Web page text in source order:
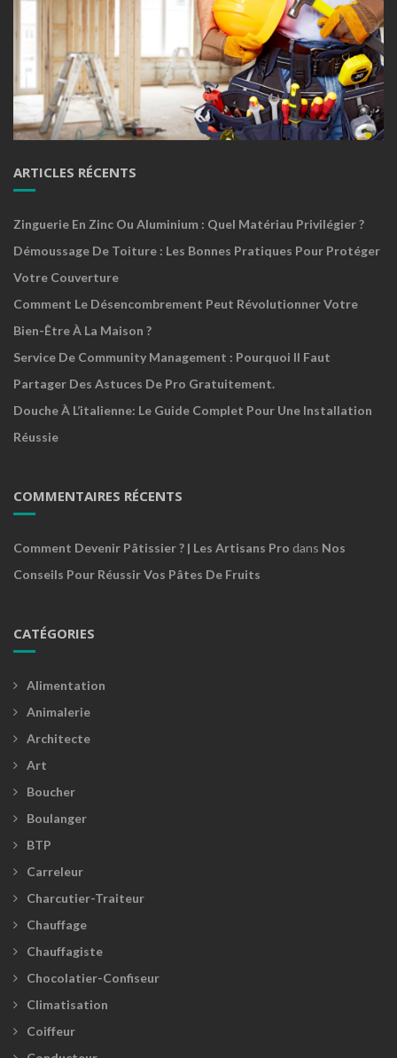
ARTICLES RÉCENTS
Zinguerie En Zinc Ou Aluminium : Quel Matériau Privilégier ?
Démoussage De Toiture : Les Bonnes Pratiques Pour Protéger
Votre Couverture
Comment Le Désencombrement Peut Révolutionner Votre
Bien-Être À La Maison ?
Service De Community Management : Pourquoi Il Faut
Partager Des Astuces De Pro Gratuitement.
Douche À L’italienne: Le Guide Complet Pour Une Installation
Réussie
COMMENTAIRES RÉCENTS
Comment Devenir Pâtissier ? | Les Artisans Pro dans Nos
Conseils Pour Réussir Vos Pâtes De Fruits
CATÉGORIES
Alimentation
Animalerie
Architecte
Art
Boucher
Boulanger
BTP
Carreleur
Charcutier-Traiteur
Chauffage
Chauffagiste
Chocolatier-Confiseur
Climatisation
Coiffeur